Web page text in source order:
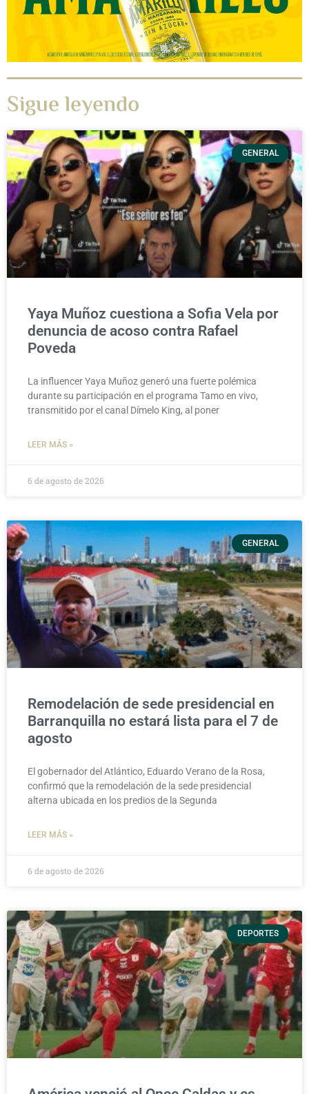
Sigue leyendo
GENERAL
Yaya Muñoz cuestiona a Sofia Vela por
denuncia de acoso contra Rafael
Poveda
La influencer Yaya Muñoz generó una fuerte polémica
durante su participación en el programa Tamo en vivo,
transmitido por el canal Dímelo King, al poner
LEER MÁS »
6 de agosto de 2026
GENERAL
Remodelación de sede presidencial en
Barranquilla no estará lista para el 7 de
agosto
El gobernador del Atlántico, Eduardo Verano de la Rosa,
confirmó que la remodelación de la sede presidencial
alterna ubicada en los predios de la Segunda
LEER MÁS »
6 de agosto de 2026
DEPORTES